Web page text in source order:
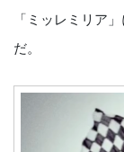
「ミッレミリア
だ。